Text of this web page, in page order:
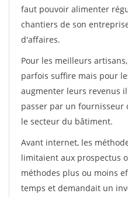
faut pouvoir alimenter
chantiers de son
d'affaires.
Pour les meilleurs
parfois suffire mais pour
augmenter leurs revenus
passer par un fournisseur
le secteur du bâtiment.
Avant internet, les
limitaient aux prospectus
méthodes plus ou moins
temps et demandait un